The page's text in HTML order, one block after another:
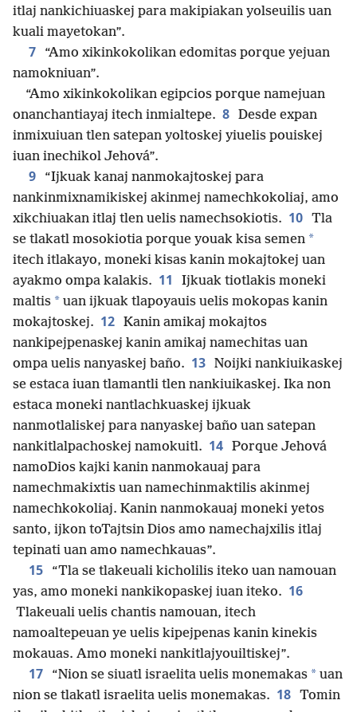
itlaj nankichiuaskej para makipiakan yolseuilis uan
kuali mayetokan”.
7
“Amo xikinkokolikan edomitas porque yejuan
namokniuan”.
“Amo xikinkokolikan egipcios porque namejuan
onanchantiayaj itech inmialtepe. 8 Desde expan
inmixuiuan tlen satepan yoltoskej yiuelis pouiskej
iuan inechikol Jehová”.
9
“Ijkuak kanaj nanmokajtoskej para
nankinmixnamikiskej akinmej namechkokoliaj, amo
xikchiuakan itlaj tlen uelis namechsokiotis. 10 Tla
se tlakatl mosokiotia porque youak kisa semen *
itech itlakayo, moneki kisas kanin mokajtokej uan
ayakmo ompa kalakis. 11
Ijkuak tiotlakis moneki
maltis * uan ijkuak tlapoyauis uelis mokopas kanin
mokajtoskej. 12 Kanin amikaj mokajtos
nankipejpenaskej kanin amikaj namechitas uan
ompa uelis nanyaskej baño. 13 Noijki nankiuikaskej
se estaca iuan tlamantli tlen nankiuikaskej. Ika non
estaca moneki nantlachkuaskej ijkuak
nanmotlaliskej para nanyaskej baño uan satepan
nankitlalpachoskej namokuitl. 14 Porque Jehová
namoDios kajki kanin nanmokauaj para
namechmakixtis uan namechinmaktilis akinmej
namechkokoliaj. Kanin nanmokauaj moneki yetos
santo, ijkon toTajtsin Dios amo namechajxilis itlaj
tepinati uan amo namechkauas”.
15
“Tla se tlakeuali kicholilis iteko uan namouan
yas, amo moneki nankikopaskej iuan iteko. 16
Tlakeuali uelis chantis namouan, itech
namoaltepeuan ye uelis kipejpenas kanin kinekis
mokauas. Amo moneki nankitlajyouiltiskej”.
17 “Nion se siuatl israelita uelis monemakas * uan
nion se tlakatl israelita uelis monemakas. 18 Tomin